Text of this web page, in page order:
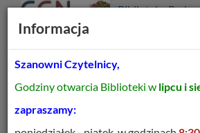
główne
główna
Prolib
główna
Biblioteka
Informacja
Szanowni Czytelnicy,
Godziny otwarcia Biblioteki w lipcu i
zapraszamy: